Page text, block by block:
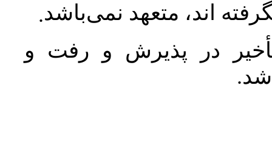
اند، متعهد نمی‌باشد.
در پذیرش و رفت و
شد.